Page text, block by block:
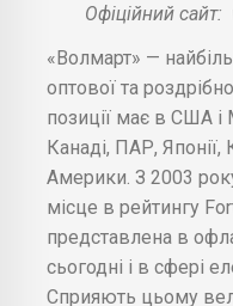
Офіційний сайт:
«Волмарт» —
оптової та
позиції має в США і
Канаді, ПАР, Японії,
Америки. З 2003
місце в рейтингу
представлена в
сьогодні і в сфері
Сприяють цьому